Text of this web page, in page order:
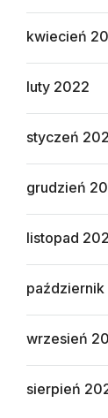
kwiecień
luty 2022
styczeń
grudzień
listopad
październik
wrzesień
sierpień